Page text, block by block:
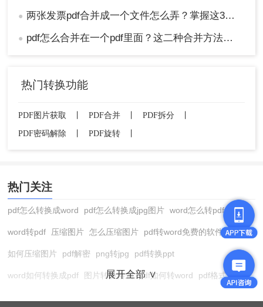
● 两张发票pdf合并成一个文件怎么弄？掌握这3种方法轻松合并！
● pdf怎么合并在一个pdf里面？这二种合并方法了解下！
热门转换功能
PDF图片获取 PDF合并 PDF拆分
PDF密码解除
PDF旋转
热门关注
pdf怎么转换成word pdf怎么转换成jpg图片 word怎么转pdf
word转pdf 压缩图片 怎么压缩图片 pdf转word免费的软件
如何压缩图片 pdf解密 png转jpg pdf转换ppt
word如何转换成pdf 图片转换格式 pdf如何转word pdf格式转换
展开全部 ∨